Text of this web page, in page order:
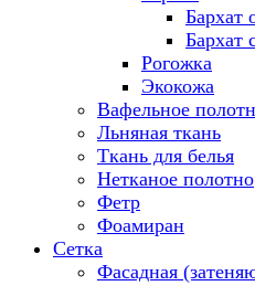
Бархат
Бархат
Рогожка
Экокожа
Вафельное
Льняная ткань
Ткань для белья
Нетканое полотно
Фетр
Фоамиран
Сетка
Фасадная